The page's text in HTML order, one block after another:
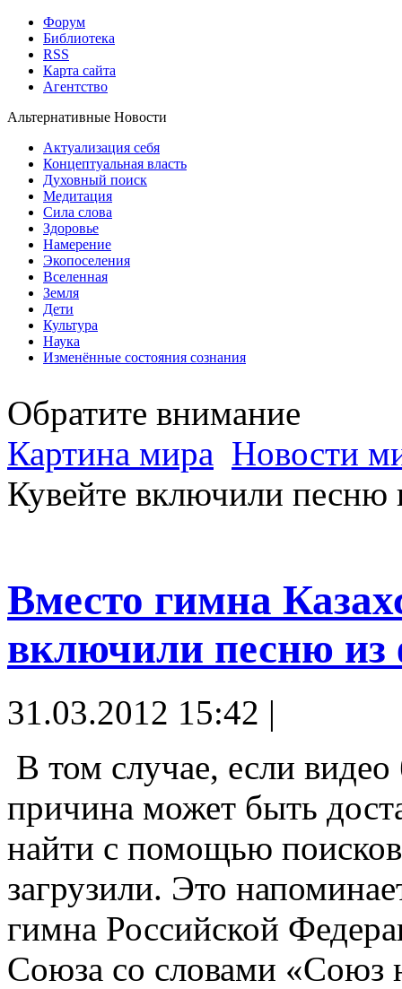
Форум
Библиотека
RSS
Карта сайта
Агентство
Альтернативные Новости
Актуализация себя
Концептуальная власть
Духовный поиск
Медитация
Сила слова
Здоровье
Намерение
Экопоселения
Вселенная
Земля
Дети
Культура
Наука
Изменённые состояния сознания
Обратите внимание
Картина мира Новости
Кувейте включили песню
Вместо гимна
включили песню из
31.03.2012 15:42 |
В том случае, если
причина может быть
найти с помощью
загрузили. Это
гимна Российской
Союза со словами